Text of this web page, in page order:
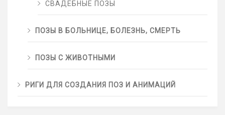
СВАДЕБНЫЕ ПОЗЫ
ПОЗЫ В БОЛЬНИЦЕ, БОЛЕЗНЬ, СМЕРТЬ
ПОЗЫ С ЖИВОТНЫМИ
РИГИ ДЛЯ СОЗДАНИЯ ПОЗ И АНИМАЦИЙ